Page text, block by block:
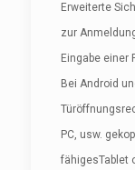
Erweiterte
zur
Eingabe einer
Bei Android
PC, usw.
fähigesTablet